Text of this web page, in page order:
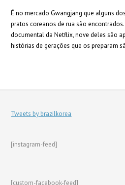
É no mercado Gwangjang que alguns
pratos coreanos de rua são
documental da Netflix, nove deles são
histórias de gerações que os preparam
Tweets by brazilkorea
[instagram-feed]
[custom-facebook-feed]